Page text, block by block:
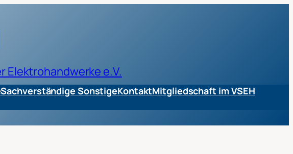
Elektrohandwerke e.V.
Sachverständige SonstigeKontaktMitgliedschaft im VSEH